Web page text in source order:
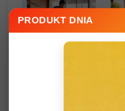
PRODUKT DNIA